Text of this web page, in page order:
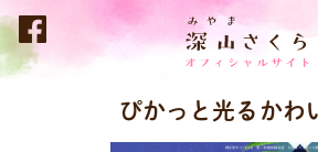
ぴかっと光るかわ